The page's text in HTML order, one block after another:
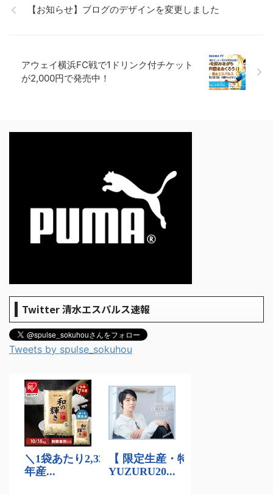
【お知らせ】ブログのデザインを変更しました
アウェイ横浜FC戦で1ドリンク付チケット
が2,000円で発売中！
Twitter 清水エスパルス速報
Tweets by spulse_sokuhou